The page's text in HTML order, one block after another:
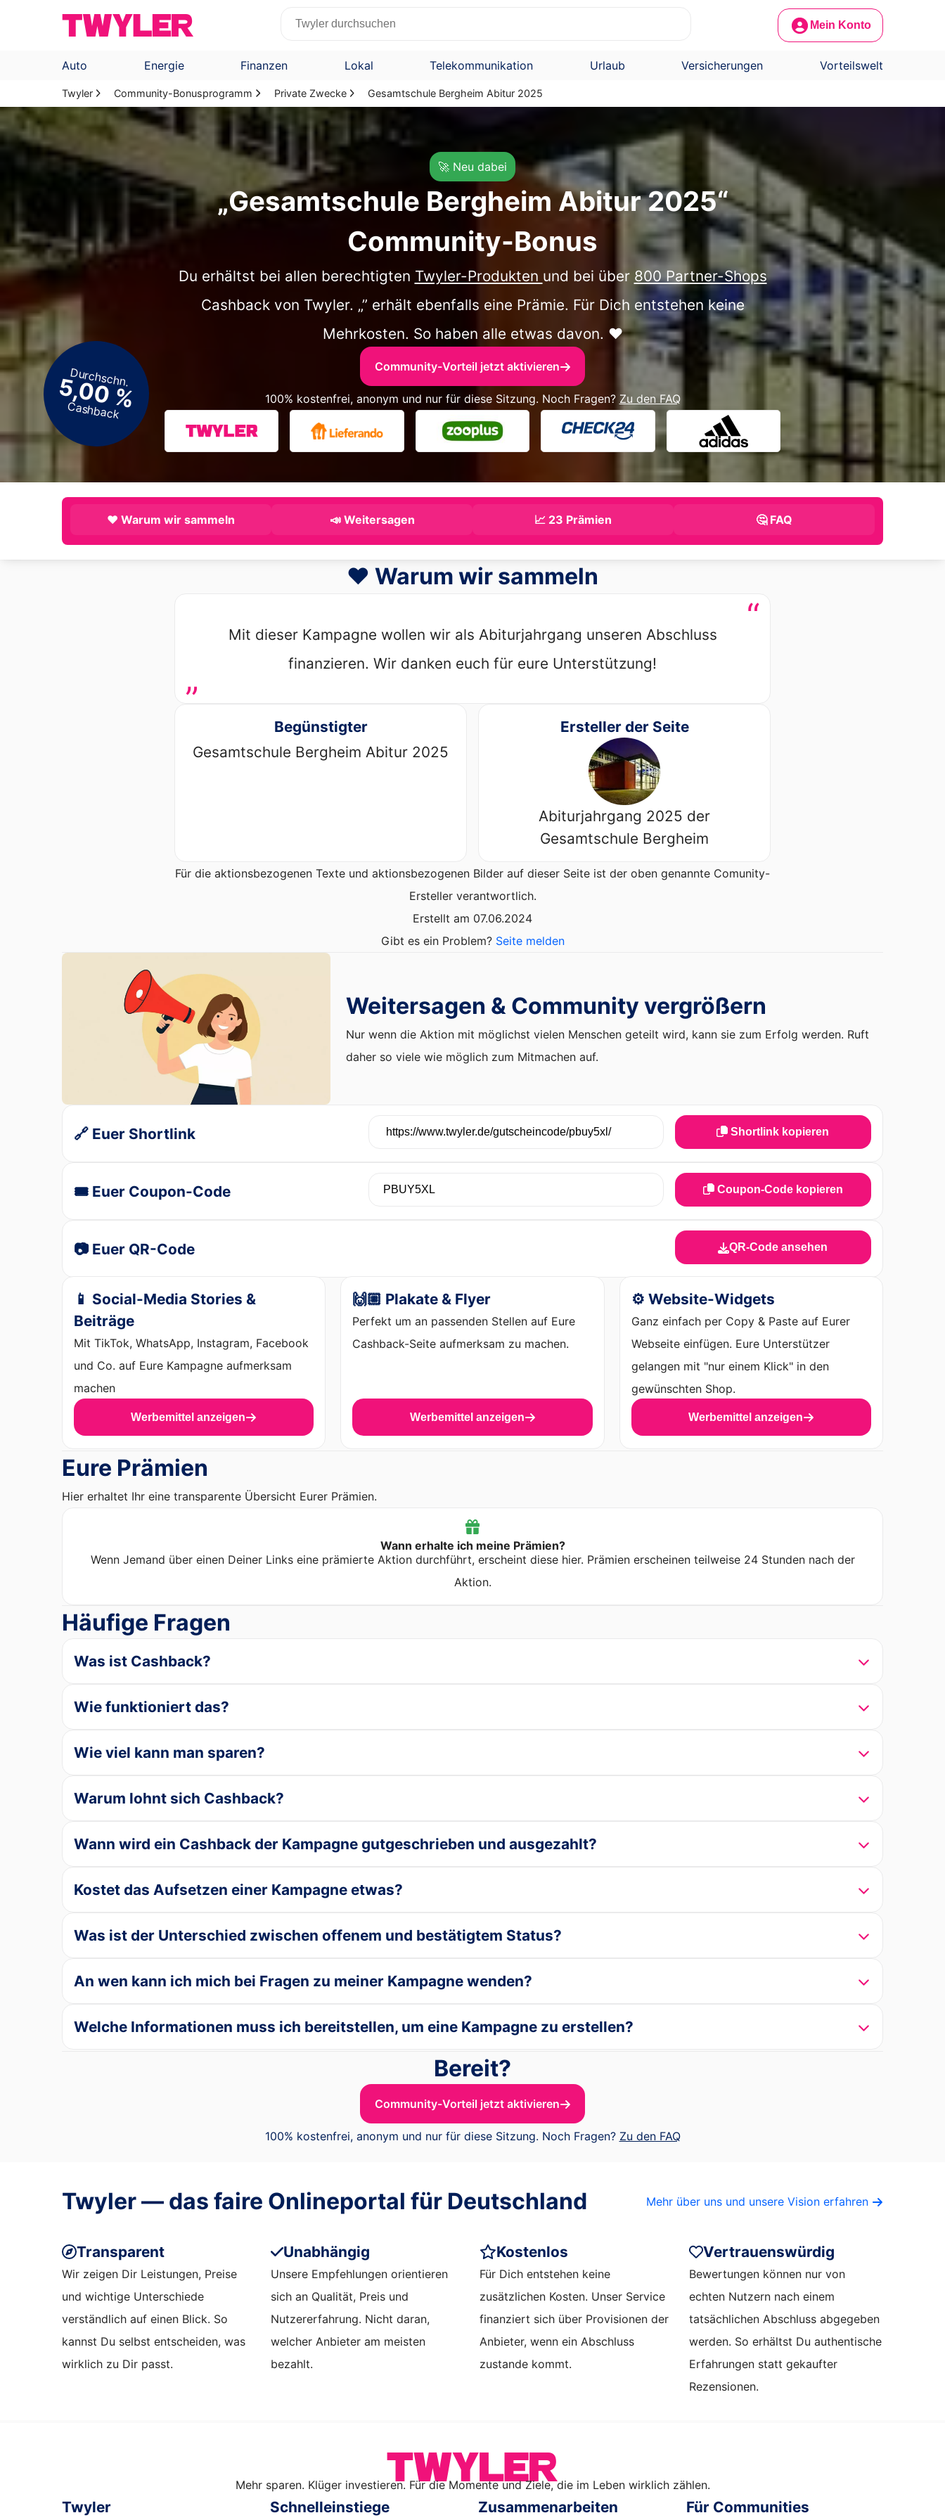
Mein Konto
Auto Energie Finanzen Lokal Telekommunikation Urlaub Versicherungen Vorteilswelt
Twyler Community-Bonusprogramm Private Zwecke Gesamtschule Bergheim Abitur 2025
🚀 Neu dabei
„Gesamtschule Bergheim Abitur 2025“
Community-Bonus
Du erhältst bei allen berechtigten Twyler-Produkten und bei über 800 Partner-Shops
Cashback von Twyler. „” erhält ebenfalls eine Prämie. Für Dich entstehen keine
Mehrkosten. So haben alle etwas davon. ❤️
Community-Vorteil jetzt aktivieren
100% kostenfrei, anonym und nur für diese Sitzung. Noch Fragen? Zu den FAQ
Durchschn.
5,00 %
Cashback
❤️ Warum wir sammeln 📣 Weitersagen 📈 23 Prämien 🤔 FAQ
❤️ Warum wir sammeln
„
“
Mit dieser Kampagne wollen wir als Abiturjahrgang unseren Abschluss
finanzieren. Wir danken euch für eure Unterstützung!
Begünstigter
Gesamtschule Bergheim Abitur 2025
Ersteller der Seite
Abiturjahrgang 2025 der
Gesamtschule Bergheim
Für die aktionsbezogenen Texte und aktionsbezogenen Bilder auf dieser Seite ist der oben genannte Comunity-
Ersteller verantwortlich.
Erstellt am 07.06.2024
Gibt es ein Problem? Seite melden
Weitersagen & Community vergrößern
Nur wenn die Aktion mit möglichst vielen Menschen geteilt wird, kann sie zum Erfolg werden. Ruft
daher so viele wie möglich zum Mitmachen auf.
🔗 Euer Shortlink Shortlink kopieren
🎟️ Euer Coupon-Code Coupon-Code kopieren
📷 Euer QR-Code QR-Code ansehen
📱 Social-Media Stories &
Beiträge
Mit TikTok, WhatsApp, Instagram, Facebook
und Co. auf Eure Kampagne aufmerksam
machen
Werbemittel anzeigen
🙌🏼 Plakate & Flyer
Perfekt um an passenden Stellen auf Eure
Cashback-Seite aufmerksam zu machen.
Werbemittel anzeigen
⚙️ Website-Widgets
Ganz einfach per Copy & Paste auf Eurer
Webseite einfügen. Eure Unterstützer
gelangen mit "nur einem Klick" in den
gewünschten Shop.
Werbemittel anzeigen
Eure Prämien
Hier erhaltet Ihr eine transparente Übersicht Eurer Prämien.
Wann erhalte ich meine Prämien?
Wenn Jemand über einen Deiner Links eine prämierte Aktion durchführt, erscheint diese hier. Prämien erscheinen teilweise 24 Stunden nach der
Aktion.
Häufige Fragen
Was ist Cashback?
Wie funktioniert das?
Wie viel kann man sparen?
Warum lohnt sich Cashback?
Wann wird ein Cashback der Kampagne gutgeschrieben und ausgezahlt?
Kostet das Aufsetzen einer Kampagne etwas?
Was ist der Unterschied zwischen offenem und bestätigtem Status?
An wen kann ich mich bei Fragen zu meiner Kampagne wenden?
Welche Informationen muss ich bereitstellen, um eine Kampagne zu erstellen?
Bereit?
Community-Vorteil jetzt aktivieren
100% kostenfrei, anonym und nur für diese Sitzung. Noch Fragen? Zu den FAQ
Twyler — das faire Onlineportal für Deutschland Mehr über uns und unsere Vision erfahren
Transparent
Wir zeigen Dir Leistungen, Preise
und wichtige Unterschiede
verständlich auf einen Blick. So
kannst Du selbst entscheiden, was
wirklich zu Dir passt.
Unabhängig
Unsere Empfehlungen orientieren
sich an Qualität, Preis und
Nutzererfahrung. Nicht daran,
welcher Anbieter am meisten
bezahlt.
Kostenlos
Für Dich entstehen keine
zusätzlichen Kosten. Unser Service
finanziert sich über Provisionen der
Anbieter, wenn ein Abschluss
zustande kommt.
Vertrauenswürdig
Bewertungen können nur von
echten Nutzern nach einem
tatsächlichen Abschluss abgegeben
werden. So erhältst Du authentische
Erfahrungen statt gekaufter
Rezensionen.
Mehr sparen. Klüger investieren. Für die Momente und Ziele, die im Leben wirklich zählen.
Twyler Schnelleinstiege Zusammenarbeiten Für Communities